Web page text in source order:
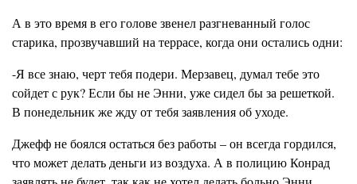
А в это время в его голове звенел разгневанный голос
старика, прозвучавший на террасе, когда они остались одни:
-Я все знаю, черт тебя подери. Мерзавец, думал тебе это
сойдет с рук? Если бы не Энни, уже сидел бы за решеткой.
В понедельник же жду от тебя заявления об уходе.
Джефф не боялся остаться без работы – он всегда гордился,
что может делать деньги из воздуха. А в полицию Конрад